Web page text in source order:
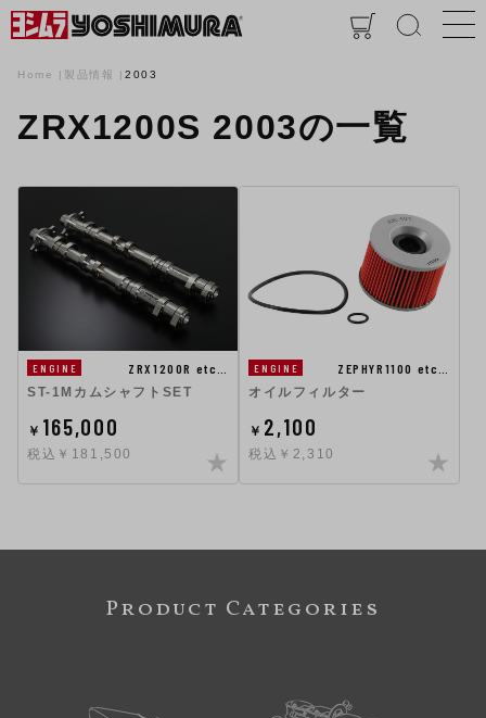
Home 製品情報 2003
ZRX1200S 2003の一覧
ENGINE
ZRX1200R etc…
ST-1MカムシャフトSET
￥ 165,000
税込￥181,500
ENGINE
ZEPHYR1100 etc…
オイルフィルター
￥ 2,100
税込￥2,310
Product Categories